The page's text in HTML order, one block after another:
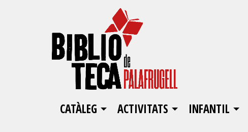
CATÀLEG ACTIVITATS INFANTIL